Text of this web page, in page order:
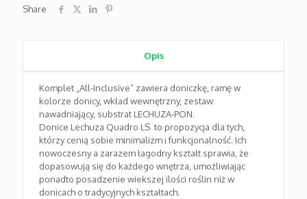
Share
Opis
Komplet „All-Inclusive” zawiera doniczkę, ramę w
kolorze donicy, wkład wewnętrzny, zestaw
nawadniający, substrat LECHUZA-PON.
Donice Lechuza Quadro LS to propozycja dla tych,
którzy cenią sobie minimalizm i funkcjonalność. Ich
nowoczesny a zarazem łagodny kształt sprawia, że
dopasowują się do każdego wnętrza, umożliwiając
ponadto posadzenie wiekszej ilości roślin niż w
donicach o tradycyjnych kształtach.